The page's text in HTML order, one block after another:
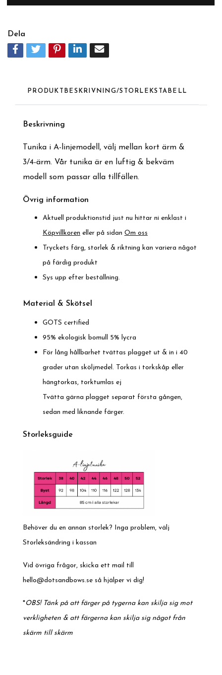
Dela
PRODUKTBESKRIVNING/STORLEKSTABELL
Beskrivning
Tunika i A-linjemodell, välj mellan kort ärm &
3/4-ärm. Vår tunika är en luftig & bekväm
modell som passar alla tillfällen.
Övrig information
Aktuell produktionstid just nu hittar ni enklast i
Köpvillkoren eller på sidan Om oss
Tryckets färg, storlek & riktning kan variera något
på färdig produkt
Sys upp efter beställning.
Material & Skötsel
GOTS certified
95% ekologisk bomull 5% lycra
För lång hållbarhet tvättas plagget ut & in i 40
grader utan sköljmedel. Torkas i torkskåp eller
hängtorkas, torktumlas ej
Tvätta gärna plagget separat första gången,
sedan med liknande färger.
Storleksguide
Behöver du en annan storlek? Inga problem, välj
Storleksändring i kassan
Vid övriga frågor, skicka ett mail till
hello@dotsandbows.se så hjälper vi dig!
*OBS! Tänk på att färger på tygerna kan skilja sig mot
verkligheten & att färgerna kan skilja sig något från
skärm till skärm